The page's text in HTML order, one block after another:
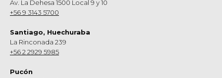
Av. La Dehesa 1500 Local 9 y 10
+56 9 3143 5700
Santiago, Huechuraba
La Rinconada 239
+56 2 2929 5985
Pucón